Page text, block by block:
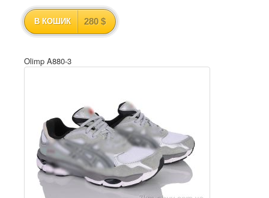
В КОШИК 280 $
Olimp A880-3